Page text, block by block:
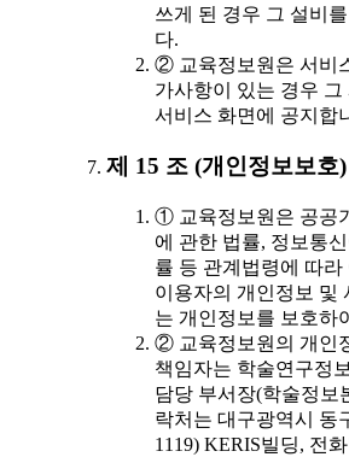
쓰게 된 경우 그 설비
다.
② 교육정보원은 서비
가사항이 있는 경우
서비스 화면에 공지합
제 15 조 (개인정보보호)
① 교육정보원은 공공
에 관한 법률, 정보통
률 등 관계법령에 따
이용자의 개인정보 및
는 개인정보를 보호하
② 교육정보원의 개인
책임자는 학술연구정
담당 부서장(학술정보
락처는 대구광역시 동
1119) KERIS빌딩, 전